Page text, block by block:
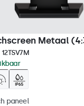
Metaal
12TSV7M
paneel